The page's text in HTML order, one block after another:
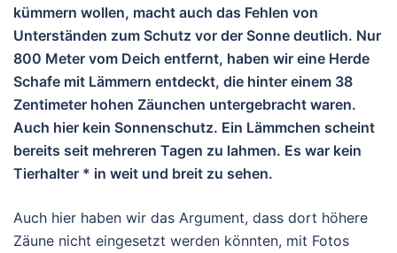
kümmern wollen, macht auch das Fehlen von
Unterständen zum Schutz vor der Sonne deutlich. Nur
800 Meter vom Deich entfernt, haben wir eine Herde
Schafe mit Lämmern entdeckt, die hinter einem 38
Zentimeter hohen Zäunchen untergebracht waren.
Auch hier kein Sonnenschutz. Ein Lämmchen scheint
bereits seit mehreren Tagen zu lahmen. Es war kein
Tierhalter * in weit und breit zu sehen.
Auch hier haben wir das Argument, dass dort höhere
Zäune nicht eingesetzt werden könnten, mit Fotos